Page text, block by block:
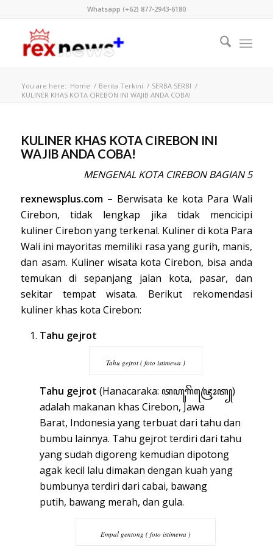
Whatsapp (+62) 877-2943-6180
You are here: Home / Berita Terkini / SERBA SERBI /
KULINER KHAS KOTA CIREBON INI WAJIB ANDA COBA!
KULINER KHAS KOTA CIREBON INI
WAJIB ANDA COBA!
MENGENAL KOTA CIREBON BAGIAN 5
rexnewsplus.com – Berwisata ke kota Para Wali
Cirebon, tidak lengkap jika tidak mencicipi
kulinerCirebon yang terkenal. Kuliner di kota Para
Wali ini mayoritas memiliki rasa yang gurih, manis,
dan asam. Kuliner wisata kota Cirebon, bisa anda
temukan di sepanjang jalan kota, pasar, dan
sekitar tempat wisata. Berikut rekomendasi
kuliner khas kota Cirebon:
Tahu gejrot
Tahu gejrot ( foto istimewa )
Tahu gejrot (Hanacaraka: ꦠꦲꦸ​ꦒꦼꦗꦿꦺꦴꦠ꧀)
adalah makanan khas Cirebon, Jawa
Barat, Indonesia yang terbuat dari tahu dan
bumbu lainnya. Tahu gejrot terdiri dari tahu
yang sudah digoreng kemudian dipotong
agak kecil lalu dimakan dengan kuah yang
bumbunya terdiri dari cabai, bawang
putih, bawang merah, dan gula.
Empal gentong ( foto istimewa )